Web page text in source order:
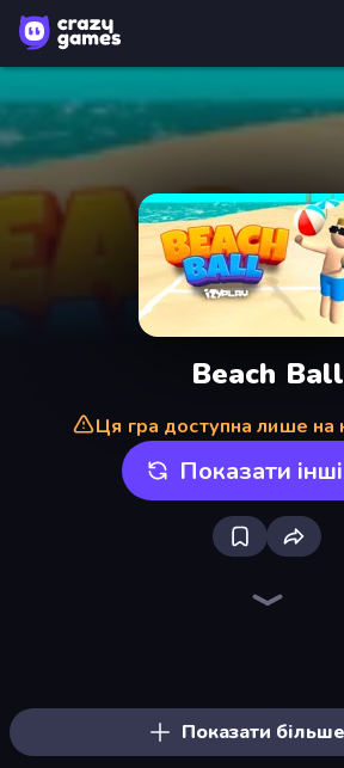
Beach Ball
Ця гра доступна лише
Показати інші
Показати